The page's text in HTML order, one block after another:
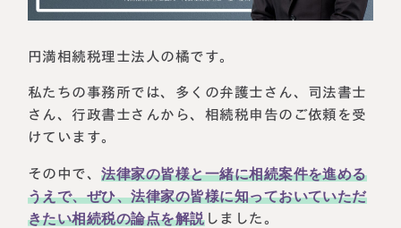
選ばれる理由
よくある質問
お客様の声
私たちについて
円満相続税理士法人の橘です。
私たちの事務所では、多くの弁護士さん、司法書士
さん、行政書士さんから、相続税申告のご依頼を受
けています。
その中で、法律家の皆様と一緒に相続案件を進める
うえで、ぜひ、法律家の皆様に知っておいていただ
きたい相続税の論点を解説 しました。